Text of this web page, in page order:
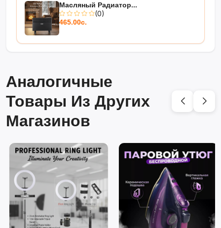
Масляный Радиатор...
(0)
465.00с.
Аналогичные
Товары Из Других
Магазинов